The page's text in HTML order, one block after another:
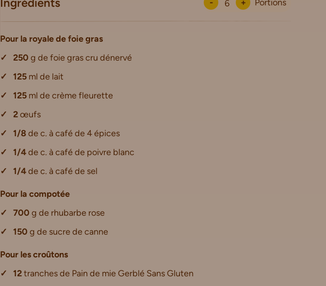
- + Portions
Pour la royale de foie gras
250 g de foie gras cru dénervé
125 ml de lait
125 ml de crème fleurette
2œufs
1/8de c. à café de 4 épices
1/4de c. à café de poivre blanc
1/4de c. à café de sel
Pour la compotée
700 g de rhubarbe rose
150 g de sucre de canne
Pour les croûtons
12tranches de Pain de mie Gerblé Sans Gluten